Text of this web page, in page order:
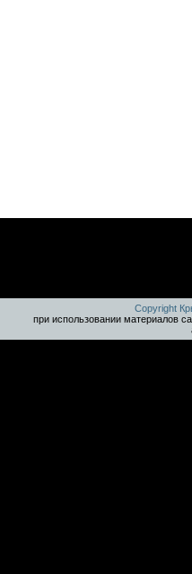
Copyright
при использовании материалов